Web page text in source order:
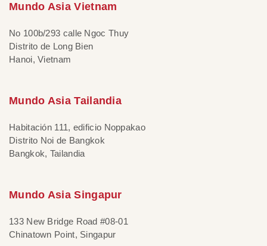
Mundo Asia Vietnam
No 100b/293 calle Ngoc Thuy
Distrito de Long Bien
Hanoi, Vietnam
Mundo Asia Tailandia
Habitación 111, edificio Noppakao
Distrito Noi de Bangkok
Bangkok, Tailandia
Mundo Asia Singapur
133 New Bridge Road #08-01
Chinatown Point, Singapur